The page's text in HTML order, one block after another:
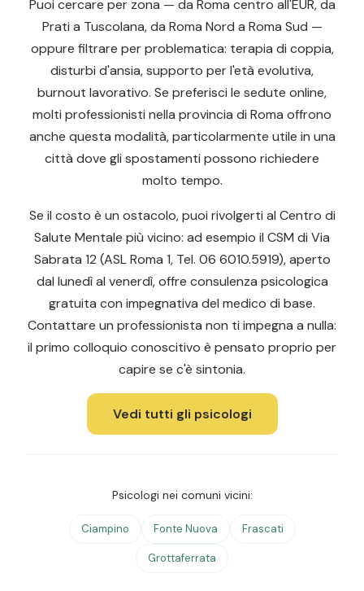
Puoi cercare per zona — da Roma centro all'EUR, da
Prati a Tuscolana, da Roma Nord a Roma Sud —
oppure filtrare per problematica: terapia di coppia,
disturbi d'ansia, supporto per l'età evolutiva,
burnout lavorativo. Se preferisci le sedute online,
molti professionisti nella provincia di Roma offrono
anche questa modalità, particolarmente utile in una
città dove gli spostamenti possono richiedere
molto tempo.
Se il costo è un ostacolo, puoi rivolgerti al Centro di
Salute Mentale più vicino: ad esempio il CSM di Via
Sabrata 12 (ASL Roma 1, Tel. 06 6010.5919), aperto
dal lunedì al venerdì, offre consulenza psicologica
gratuita con impegnativa del medico di base.
Contattare un professionista non ti impegna a nulla:
il primo colloquio conoscitivo è pensato proprio per
capire se c'è sintonia.
Vedi tutti gli psicologi
Psicologi nei comuni vicini:
Ciampino Fonte Nuova Frascati
Grottaferrata